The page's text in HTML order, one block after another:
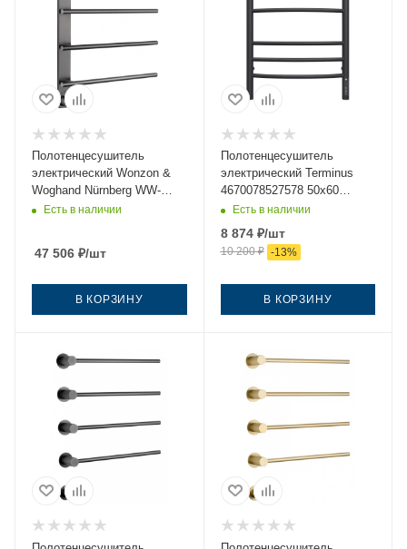
Полотенцесушитель
электрический Wonzon &
Woghand Nürnberg WW-
AL344-GM 50х60 серый
Есть в наличии
47 506 ₽/шт
В КОРЗИНУ
Полотенцесушитель
электрический Terminus
4670078527578 50х60
черный
Есть в наличии
8 874₽/шт
10 200₽ -13%
В КОРЗИНУ